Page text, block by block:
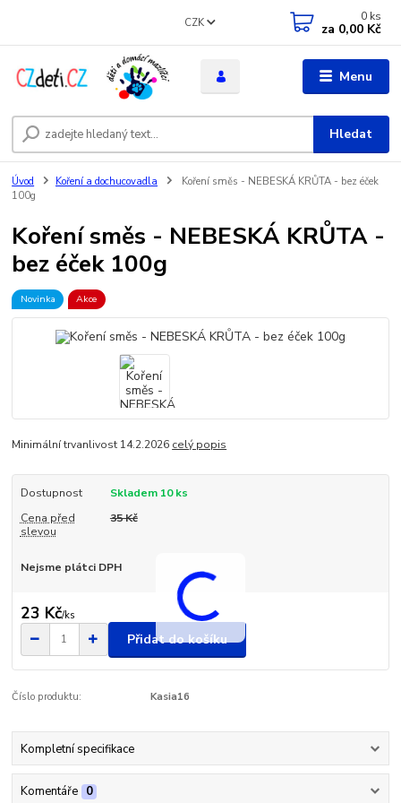
Menu
CZK
Hledat
0 ks
za 0,00 Kč
Úvod Koření a dochucovadla
Koření směs - NEBESKÁ KRŮTA - bez éček
100g
Koření směs - NEBESKÁ KRŮTA -
bez éček 100g
Novinka Akce
Minimální trvanlivost 14.2.2026 celý popis
Dostupnost
Skladem 10 ks
Cena před
slevou
35 Kč
Nejsme plátci DPH
23 Kč/ks
Přidat do košíku
Číslo produktu: Kasia16
Kompletní specifikace
Komentáře 0